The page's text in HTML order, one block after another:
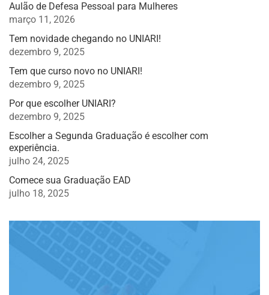
Aulão de Defesa Pessoal para Mulheres
março 11, 2026
Tem novidade chegando no UNIARI!
dezembro 9, 2025
Tem que curso novo no UNIARI!
dezembro 9, 2025
Por que escolher UNIARI?
dezembro 9, 2025
Escolher a Segunda Graduação é escolher com
experiência.
julho 24, 2025
Comece sua Graduação EAD
julho 18, 2025